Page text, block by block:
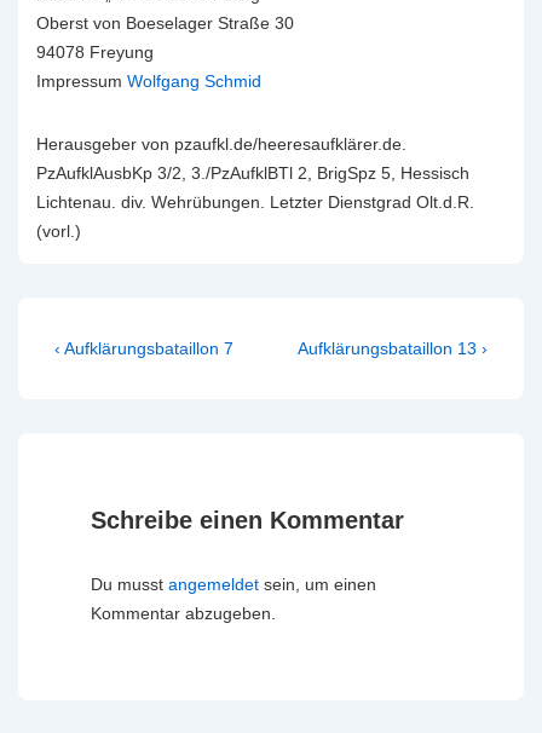
Oberst von Boeselager Straße 30
94078 Freyung
Impressum Wolfgang Schmid
Herausgeber von pzaufkl.de/heeresaufklärer.de.
PzAufklAusbKp 3/2, 3./PzAufklBTl 2, BrigSpz 5, Hessisch
Lichtenau. div. Wehrübungen. Letzter Dienstgrad Olt.d.R.
(vorl.)
Beitragsnavigation
Vorheriger
‹ Aufklärungsbataillon 7
Nächster
Aufklärungsbataillon 13 ›
Schreibe einen Kommentar
Du musst angemeldet sein, um einen
Kommentar abzugeben.